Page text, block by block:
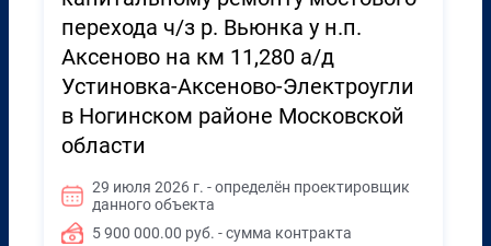
перехода ч/з р. Вьюнка у н.п.
Аксеново на км 11,280 а/д
Устиновка-Аксеново-Электроугли
в Ногинском районе Московской
области
29 июля 2026 г. - определён проектировщик
данного объекта
5 900 000.00 руб. - сумма контракта